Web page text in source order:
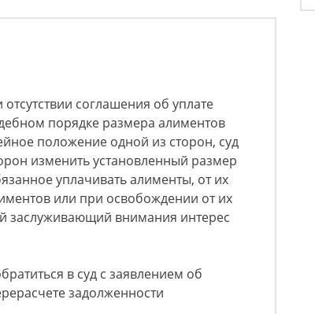
соглашения об уплате
порядке размера алиментов
положение одной из сторон, суд
изменить установленный размер
уплачивать алименты, от их
или при освобождении от их
заслуживающий внимания интерес
в суд с заявлением об
задолженности